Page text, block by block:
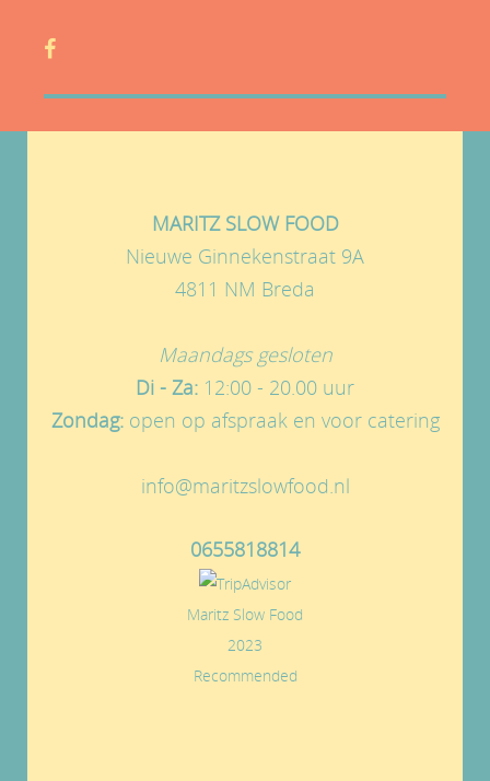
MARITZ SLOW FOOD
Nieuwe Ginnekenstraat 9A
4811 NM Breda
Maandags gesloten
Di - Za: 12:00 - 20.00 uur
Zondag:open op afspraak en voor catering
info@maritzslowfood.nl
0655818814
Maritz Slow Food
2023
Recommended